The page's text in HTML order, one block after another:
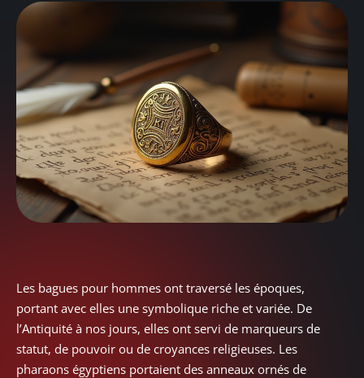
Les bagues pour hommes ont traversé les époques,
portant avec elles une symbolique riche et variée. De
l’Antiquité à nos jours, elles ont servi de marqueurs de
statut, de pouvoir ou de croyances religieuses. Les
pharaons égyptiens portaient des anneaux ornés de